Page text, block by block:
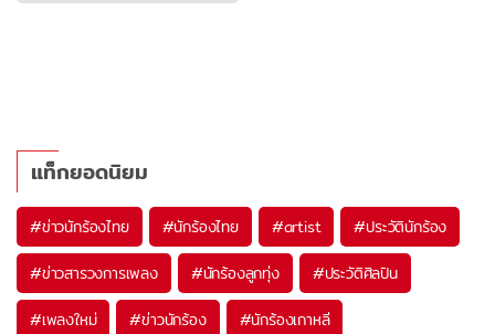
แท็กยอดนิยม
#ข่าวนักร้องไทย #นักร้องไทย #artist #ประวัตินักร้อง
#ข่าวสารวงการเพลง #นักร้องลูกทุ่ง #ประวัติศิลปิน
#เพลงใหม่ #ข่าวนักร้อง #นักร้องเกาหลี